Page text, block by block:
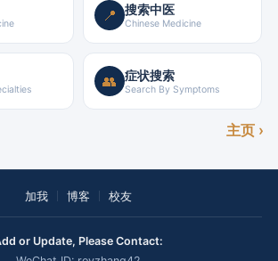
📍 搜索中医
Chinese Medicine
👥 症状搜索
Search By Symptoms
主页 ›
加我 博客 校友
or Update, Please Contact: